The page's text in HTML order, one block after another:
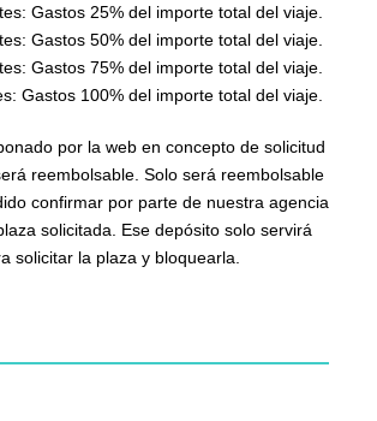
Gastos 25% del importe total del viaje.
Gastos 50% del importe total del viaje.
Gastos 75% del importe total del viaje.
Gastos 100% del importe total del viaje.
por la web en concepto de solicitud
reembolsable. Solo será reembolsable
confirmar por parte de nuestra agencia
solicitada. Ese depósito solo servirá
solicitar la plaza y bloquearla.